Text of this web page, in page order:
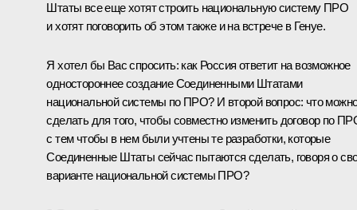
Штаты все еще хотят строить национальную систему ПРО
и хотят поговорить об этом также и на встрече в Генуе.
Я хотел бы Вас спросить: как Россия ответит на возможное
одностороннее создание Соединенными Штатами
национальной системы по ПРО? И второй вопрос: что
сделать для того, чтобы совместно изменить договор по
с тем чтобы в нем были учтены те разработки, которые
Соединенные Штаты сейчас пытаются сделать, говоря о
варианте национальной системы ПРО?